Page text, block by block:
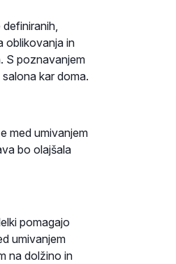
oblikovanja in
S poznavanjem
kar doma.
med umivanjem
bo olajšala
pomagajo
umivanjem
na dolžino in